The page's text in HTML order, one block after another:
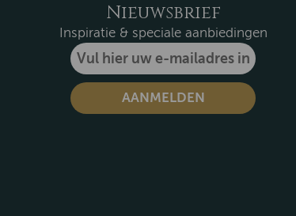
Nieuwsbrief
Inspiratie & speciale aanbiedingen